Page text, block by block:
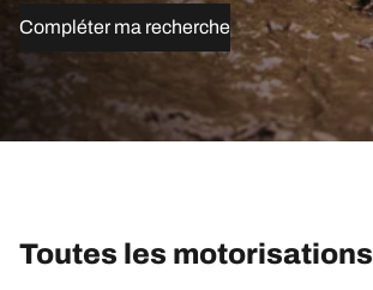
Compléter ma recherche
Toutes les motorisations